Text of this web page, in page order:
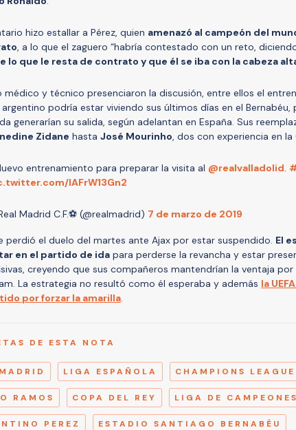
hizo estallar a Pérez, quien amenazó al campeón del
, a lo que el zaguero “habría contestado con un reto,
lo que le resta de contrato y que él se iba con la cabeza
médico y técnico presenciaron la discusión, entre ellos el
argentino podría estar viviendo sus últimos días en el Bernabéu,
generarían su salida, según adelantan en España. Sus
Zidane hasta José Mourinho, dos con experiencia en la
entrenamiento para preparar la visita al @realvalladolid.
lAFrW13Gn2
Madrid C.F.⚽ (@realmadrid) 7 de marzo de 2019
perdió el duelo del martes ante Ajax por estar suspendido. El
en el partido de ida para perderse la revancha y estar
creyendo que sus compañeros mantendrían la ventaja
La estrategia no resultó como él esperaba y además la
por forzar la amarilla.
DE ESTA NOTA
LIGA ESPAÑOLA CHAMPIONS LEAGUE
RAMOS COPA DEL REY LIGA DE CAMPEONES
PEREZ ESTADIO SANTIAGO BERNABÉU